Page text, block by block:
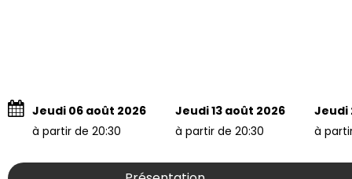
Jeudi 06 août 2026
à partir de 20:30
Jeudi 13 août 2026
à partir de 20:30
Jeudi
à